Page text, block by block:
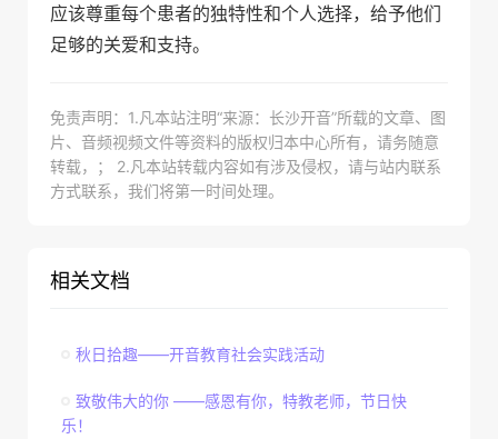
应该尊重每个患者的独特性和个人选择，给予他们
足够的关爱和支持。
免责声明：1.凡本站注明“来源：长沙开音”所载的文章、图
片、音频视频文件等资料的版权归本中心所有，请务随意
转载，； 2.凡本站转载内容如有涉及侵权，请与站内联系
方式联系，我们将第一时间处理。
相关文档
秋日拾趣——开音教育社会实践活动
致敬伟大的你 ——感恩有你，特教老师，节日快
乐！